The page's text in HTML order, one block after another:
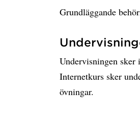
Grundläggande
Undervisningen sker
Internetkurs sker
övningar.